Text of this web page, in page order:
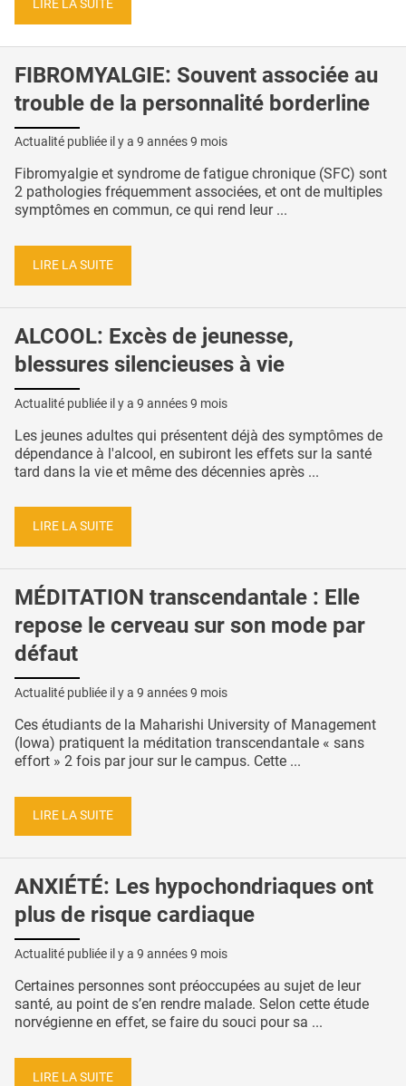
LIRE LA SUITE
FIBROMYALGIE: Souvent associée au
trouble de la personnalité borderline
Actualité publiée il y a 9 années 9 mois
Fibromyalgie et syndrome de fatigue chronique (SFC) sont
2 pathologies fréquemment associées, et ont de multiples
symptômes en commun, ce qui rend leur ...
LIRE LA SUITE
ALCOOL: Excès de jeunesse,
blessures silencieuses à vie
Actualité publiée il y a 9 années 9 mois
Les jeunes adultes qui présentent déjà des symptômes de
dépendance à l'alcool, en subiront les effets sur la santé
tard dans la vie et même des décennies après ...
LIRE LA SUITE
MÉDITATION transcendantale : Elle
repose le cerveau sur son mode par
défaut
Actualité publiée il y a 9 années 9 mois
Ces étudiants de la Maharishi University of Management
(Iowa) pratiquent la méditation transcendantale « sans
effort » 2 fois par jour sur le campus. Cette ...
LIRE LA SUITE
ANXIÉTÉ: Les hypochondriaques ont
plus de risque cardiaque
Actualité publiée il y a 9 années 9 mois
Certaines personnes sont préoccupées au sujet de leur
santé, au point de s’en rendre malade. Selon cette étude
norvégienne en effet, se faire du souci pour sa ...
LIRE LA SUITE